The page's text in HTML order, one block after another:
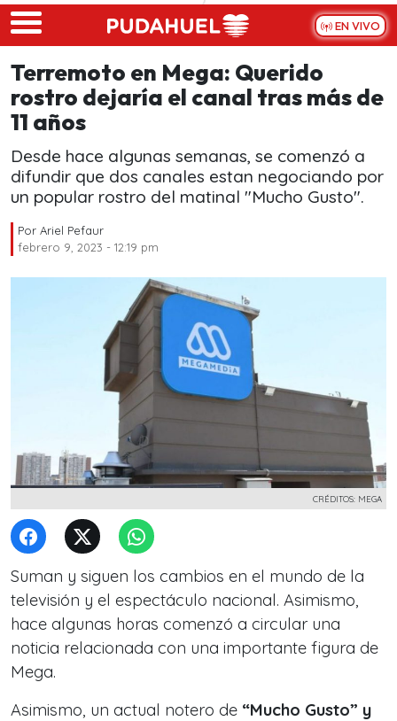
Skip to main content
EN VIVO
Terremoto en Mega: Querido
rostro dejaría el canal tras más de
11 años
Desde hace algunas semanas, se comenzó a
difundir que dos canales estan negociando por
un popular rostro del matinal "Mucho Gusto".
Por Ariel Pefaur
febrero 9, 2023 - 12:19 pm
CRÉDITOS: MEGA
Suman y siguen los cambios en el mundo de la
televisión y el espectáculo nacional. Asimismo,
hace algunas horas comenzó a circular una
noticia relacionada con una importante figura de
Mega.
Asimismo, un actual notero de “Mucho Gusto” y